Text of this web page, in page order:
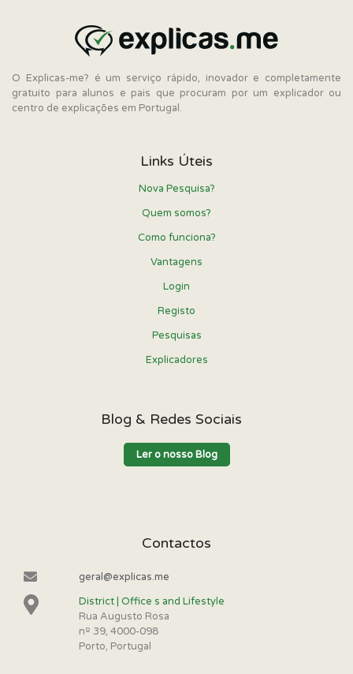
O Explicas-me? é um serviço rápido, inovador e completamente
gratuito para alunos e pais que procuram por um explicador ou
centro de explicações em Portugal.
Links Úteis
Nova Pesquisa?
Quem somos?
Como funciona?
Vantagens
Login
Registo
Pesquisas
Explicadores
Blog & Redes Sociais
Ler o nosso Blog
Contactos
geral@explicas.me
District | Office s and Lifestyle
Rua Augusto Rosa
nº 39, 4000-098
Porto, Portugal